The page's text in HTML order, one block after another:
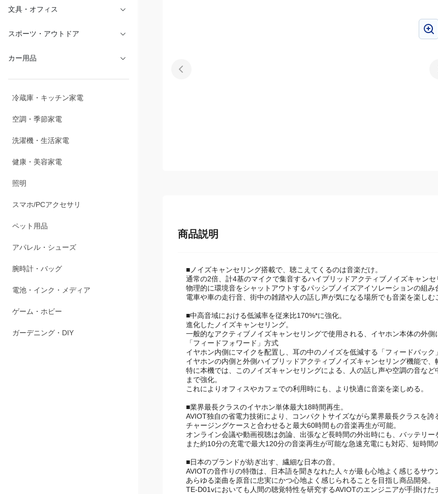
文具・オフィス
スポーツ・アウトドア
カー用品
冷蔵庫・キッチン家電
空調・季節家電
洗濯機・生活家電
■ノイズキャンセリング搭載で、聴こえてくるのは音楽だけ。
通常の2倍、計4基のマイクで集音するハイブリッドアクティブノイズキャンセ
物理的に環境音をシャットアウトするパッシブノイズアイソレーションの組み
■中高音域における低減率を従来比170%*に強化。
進化したノイズキャンセリング。
一般的なアクティブノイズキャンセリングで使用される、イヤホン本体の外
「フィードフォワード」方式
イヤホン内側にマイクを配置し、耳の中のノイズを低減する「フィードバック
イヤホンの内側と外側ハイブリッドアクティブノイズキャンセリング機能で
特に本機では、このノイズキャンセリングによる、人の話し声や空調の音な
まで強化。
■業界最長クラスのイヤホン単体最大18時間再生。
AVIOT独自の省電力技術により、コンパクトサイズながら業界最長クラスを誇
チャージングケースと合わせると最大60時間もの音楽再生が可能。
オンライン会議や動画視聴は勿論、出張など長時間の外出時にも、バッテリー
■日本のブランドが紡ぎ出す、繊細な日本の音。
AVIOTの音作りの特徴は、日本語を聞きなれた人々が最も心地よく感じるサウ
あらゆる楽曲を原音に忠実にかつ心地よく感じられることを目指し商品開発。